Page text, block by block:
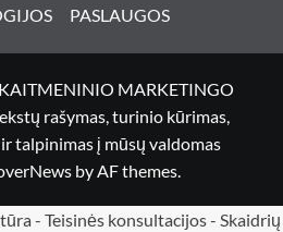
PASLAUGOS
MARKETINGO
rašymas, turinio kūrimas,
talpinimas į mūsų valdomas
by AF themes.
- Teisinės konsultacijos- Skaidrių